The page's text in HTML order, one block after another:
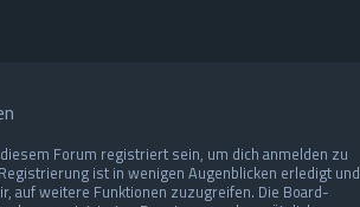
Forum registriert sein, um dich anmelden zu
ist in wenigen Augenblicken erledigt und
auf weitere Funktionen zuzugreifen. Die Board-